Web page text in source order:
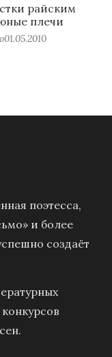
райским
плечи
01.05.2010
поэтесса,
и более
создаёт